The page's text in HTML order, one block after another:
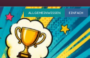
EINFACH
ALLGEMEINWISSEN